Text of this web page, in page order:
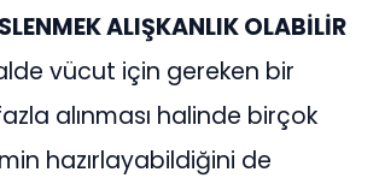
ALIŞKANLIK OLABİLİR
vücut için gereken bir
alınması halinde birçok
hazırlayabildiğini de